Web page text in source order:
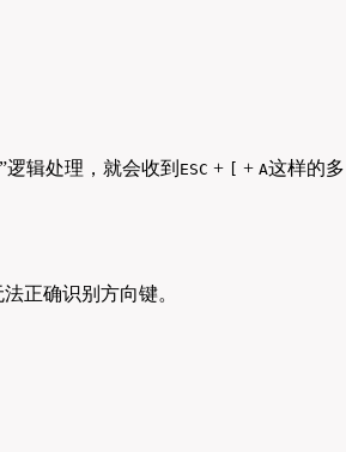
辑处理，就会收到 ESC + [ + A这样的多
正确识别方向键。